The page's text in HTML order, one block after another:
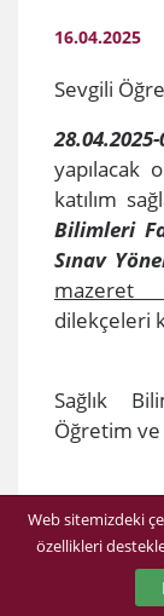
16.04.2025
Sevgili
yapılacak
katılım
Bilimleri
Sınav
mazeret
dilekçeleri
Sağlık
Öğretim ve
ve
iş günü
Web sitemizdeki
özellikleri